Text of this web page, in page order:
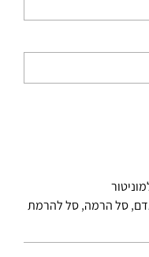
,סל הרמה,סל להרמת